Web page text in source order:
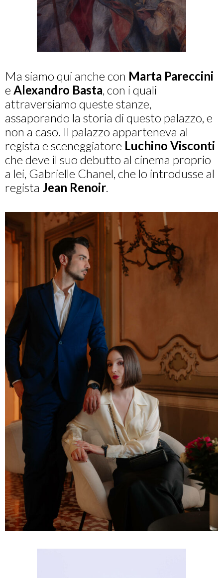
Ma siamo qui anche con Marta Pareccini
e Alexandro Basta, con i quali
attraversiamo queste stanze,
assaporando la storia di questo palazzo, e
non a caso. Il palazzo apparteneva al
regista e sceneggiatore Luchino Visconti
che deve il suo debutto al cinema proprio
a lei, Gabrielle Chanel, che lo introdusse al
regista Jean Renoir.